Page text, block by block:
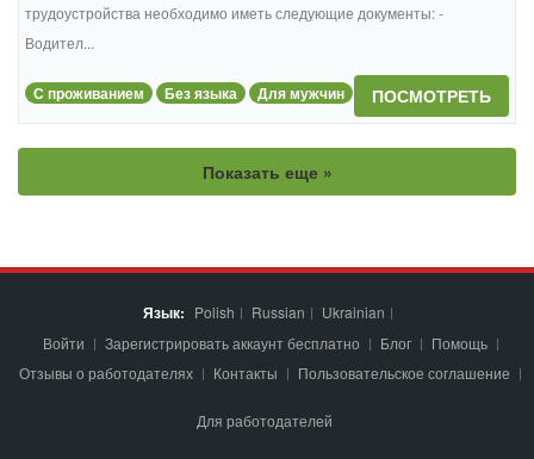
трудоустройства необходимо иметь следующие документы: -
Водител...
С проживанием Без языка Для мужчин ПОСМОТРЕТЬ
Показать еще »
Язык: Polish Russian
Ukrainian
Войти
Зарегистрировать аккаунт бесплатно Блог
Помощь
Отзывы о работодателях
Контакты Пользовательское соглашение
Для работодателей